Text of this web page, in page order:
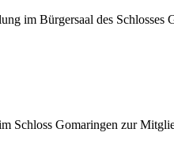
im Bürgersaal des Schlosses
Schloss Gomaringen zur